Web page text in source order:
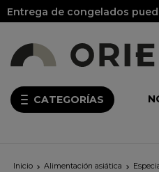
Entrega de congelados
CATEGORÍAS
Inicio  Alimentación asiática 